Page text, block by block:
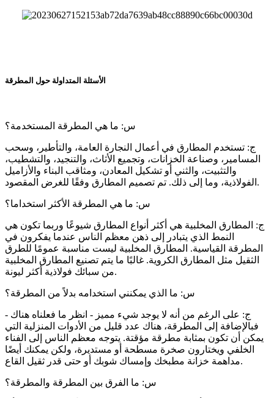
الأسئلة المتداولة حول المطرقة
س: ما هي المطرقة المستخدمة؟
ج: تستخدم المطارق في أعمال النجارة العامة، والتأطير، وسحب
المسامير، وصناعة الخزانات، وتجميع الأثاث، والتنجيد، والتشطيب،
والتثبيت، والثني أو تشكيل المعادن، ومثاقب البناء والأزاميل
الفولاذية، وما إلى ذلك. تم تصميم المطارق وفقًا للغرض المقصود.
س: ما هي المطرقة الأكثر استخداما؟
ج: المطارق المخلبية هي أكثر أنواع المطارق شيوعًا وربما تكون هي
النمط الذي يتبادر إلى ذهن معظم الناس عندما يفكرون في
المطرقة القياسية. المطارق المخلبية ليست مناسبة عمومًا للطرق
الثقيل مثل المطارق الكروية. غالبًا ما يتم تصنيع المطارق المخلبية
من سبائك فولاذية أكثر ليونة.
س: ما الذي يمكنني استخدامه بدلاً من المطرقة؟
ج: على الرغم من أنه لا يوجد شيء مميز - انظر ما فعلناه هناك -
فبالإضافة إلى المطرقة، هناك عدد قليل من الأدوات المنزلية التي
يمكن أن تكون بمثابة مطرقة مؤقتة. يتوجه معظم الناس إلى الفناء
الخلفي ويختارون صخرة مسطحة أو مستديرة، ولكن يمكنك أيضًا
مداهمة خزانة مطبخك وإمساك شوبك أو حتى قدر ثقيل القاع.
س: ما الفرق بين المطرقة والمطرقة؟